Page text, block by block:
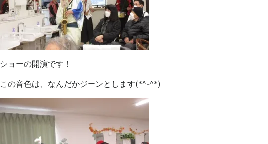
ショーの開演です！
この音色は、なんだかジーンとします(*^-^*)